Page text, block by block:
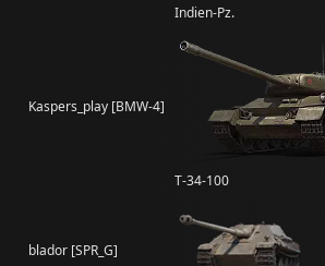
Indien-Pz.
Kaspers_play [BMW-4]
Т-34-100
blador [SPR_G]